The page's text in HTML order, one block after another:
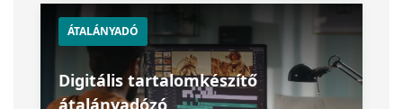
ÁTALÁNYADÓ
Digitális tartalomkészítő